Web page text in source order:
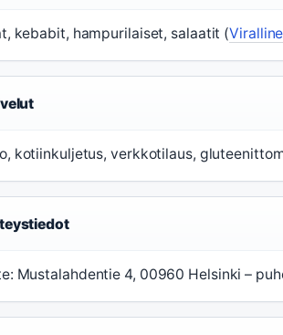
kebabit, hampurilaiset, salaatit (
kotiinkuljetus, verkkotilaus,
Mustalahdentie 4, 00960 Helsinki –